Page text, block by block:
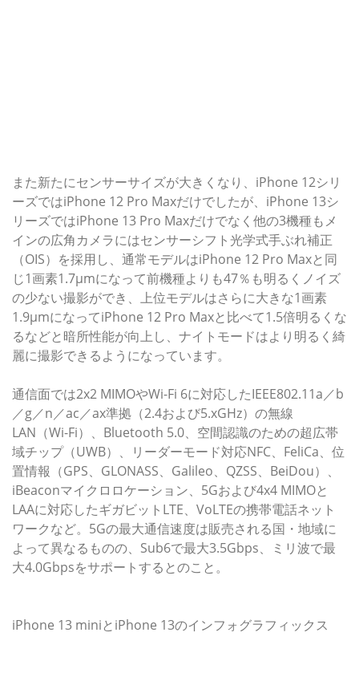
また新たにセンサーサイズが大きくなり、iPhone 12シリ
ーズではiPhone 12 Pro Maxだけでしたが、iPhone 13シ
リーズではiPhone 13 Pro Maxだけでなく他の3機種もメ
インの広角カメラにはセンサーシフト光学式手ぶれ補正
（OIS）を採用し、通常モデルはiPhone 12 Pro Maxと同
じ1画素1.7μmになって前機種よりも47％も明るくノイズ
の少ない撮影ができ、上位モデルはさらに大きな1画素
1.9μmになってiPhone 12 Pro Maxと比べて1.5倍明るくな
るなどと暗所性能が向上し、ナイトモードはより明るく綺
麗に撮影できるようになっています。
通信面では2x2 MIMOやWi-Fi 6に対応したIEEE802.11a／b
／g／n／ac／ax準拠（2.4および5.xGHz）の無線
LAN（Wi-Fi）、Bluetooth 5.0、空間認識のための超広帯
域チップ（UWB）、リーダーモード対応NFC、FeliCa、位
置情報（GPS、GLONASS、Galileo、QZSS、BeiDou）、
iBeaconマイクロロケーション、5Gおよび4x4 MIMOと
LAAに対応したギガビットLTE、VoLTEの携帯電話ネット
ワークなど。5Gの最大通信速度は販売される国・地域に
よって異なるものの、Sub6で最大3.5Gbps、ミリ波で最
大4.0Gbpsをサポートするとのこと。
iPhone 13 miniとiPhone 13のインフォグラフィックス